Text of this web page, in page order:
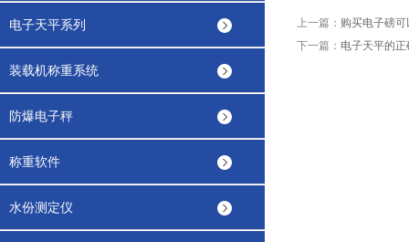
电子天平系列
装载机称重系统
防爆电子秤
称重软件
水份测定仪
上一篇： 购买电子磅
下一篇： 电子天平的